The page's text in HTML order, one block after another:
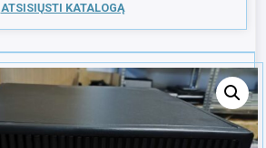
ATSISIŲSTI KATALOGĄ